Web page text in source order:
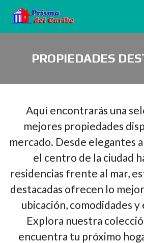
PROPIEDADES
Aquí encontrarás una
mejores propiedades
mercado. Desde elegantes
el centro de la ciudad
residencias frente al mar,
destacadas ofrecen lo
ubicación, comodidades
Explora nuestra
encuentra tu próximo